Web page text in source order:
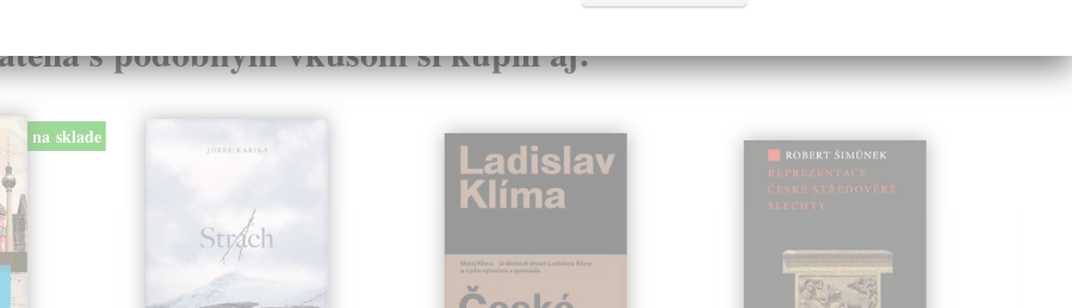
s podobným vkusom si kúpili aj:
na sklade